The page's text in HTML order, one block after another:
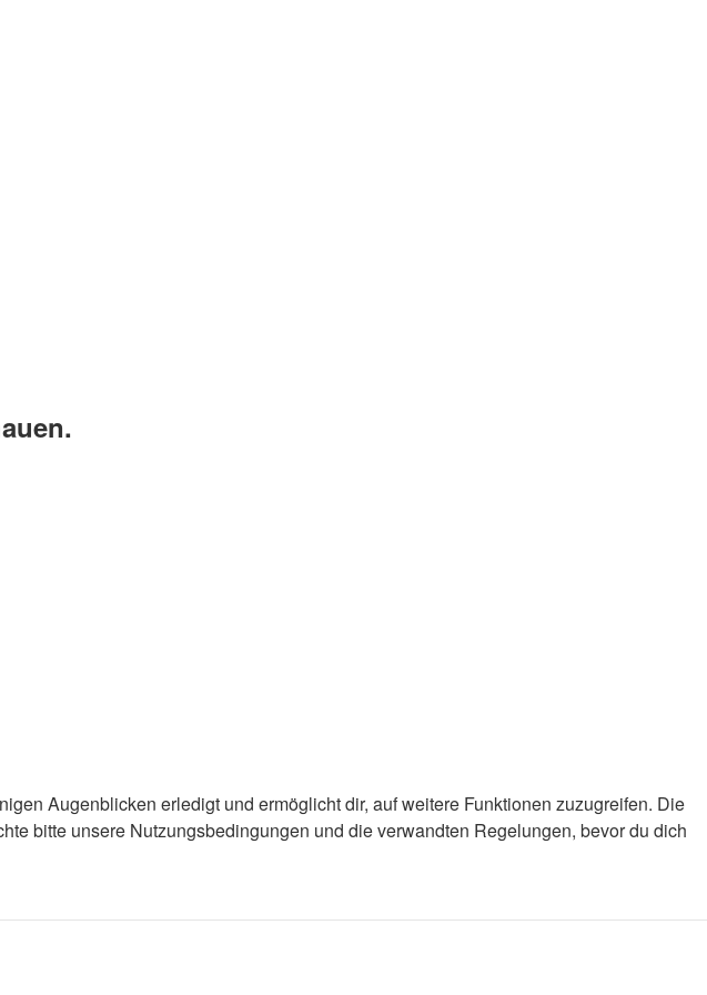
Augenblicken erledigt und ermöglicht dir, auf weitere Funktionen zuzugreifen. Die
bitte unsere Nutzungsbedingungen und die verwandten Regelungen, bevor du dich